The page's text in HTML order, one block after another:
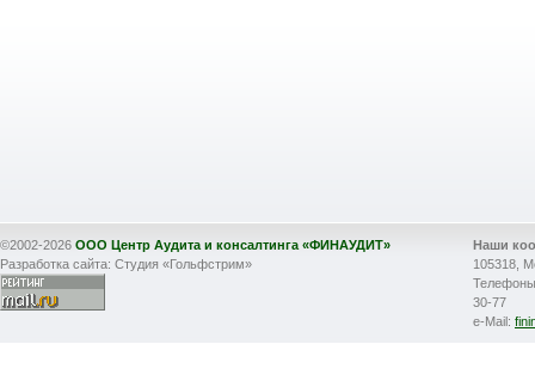
©2002-2026 ООО Центр Аудита и консалтинга «ФИНАУДИТ»
Разработка сайта: Студия «Гольфстрим»
Наши
105318,
30-77
e-Mail: